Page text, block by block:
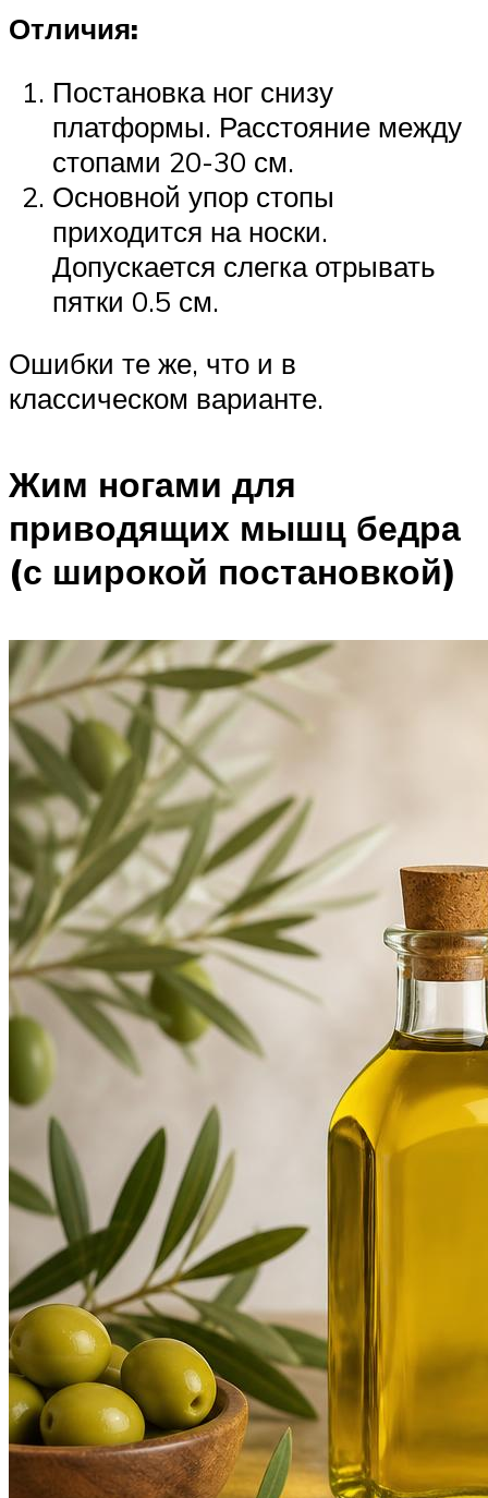
Отличия:
Постановка ног снизу
платформы. Расстояние между
стопами 20-30 см.
Основной упор стопы
приходится на носки.
Допускается слегка отрывать
пятки 0.5 см.
Ошибки те же, что и в
классическом варианте.
Жим ногами для
приводящих мышц бедра
(с широкой постановкой)